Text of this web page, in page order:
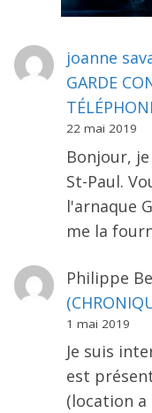
joanne
GARDE
22 mai 2019
Bonjour,
St-Paul.
l'arnaque
me la
Philippe
1 mai 2019
Je suis
est
(location